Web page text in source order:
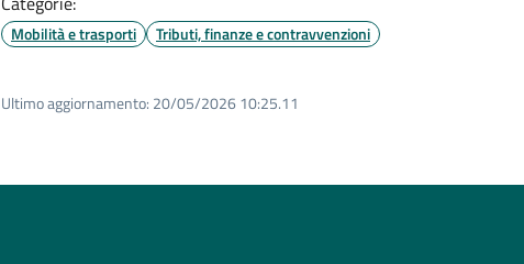
Mobilità e trasporti Tributi, finanze e contravvenzioni
Ultimo aggiornamento: 20/05/2026 10:25.11